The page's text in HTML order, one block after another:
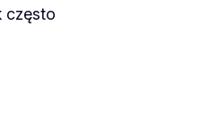
często